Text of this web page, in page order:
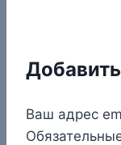
Ваш адрес